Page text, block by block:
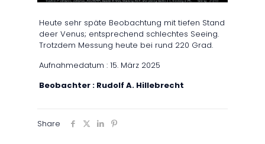
Heute sehr späte Beobachtung mit tiefen Stand
deer Venus; entsprechend schlechtes Seeing.
Trotzdem Messung heute bei rund 220 Grad.
Aufnahmedatum : 15. März 2025
Beobachter : Rudolf A. Hillebrecht
Share